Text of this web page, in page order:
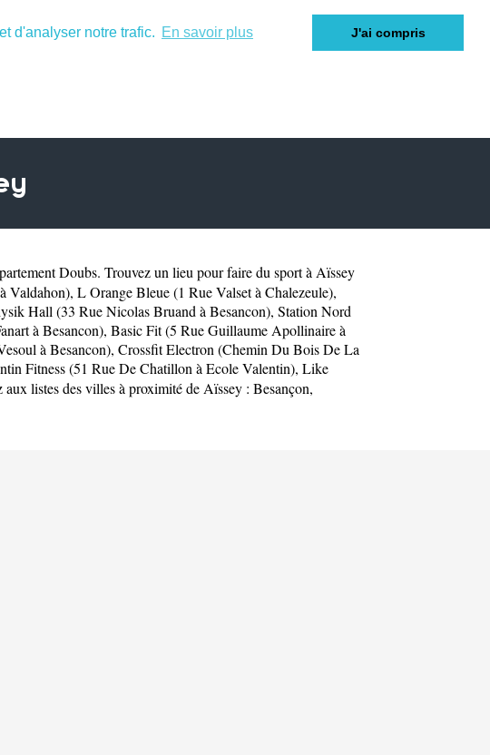
d'analyser notre trafic. En savoir plus J'ai compris
Doubs. Trouvez un lieu pour faire du sport à Aïssey
Valdahon), L Orange Bleue (1 Rue Valset à Chalezeule),
Hall (33 Rue Nicolas Bruand à Besancon), Station Nord
à Besancon), Basic Fit (5 Rue Guillaume Apollinaire à
à Besancon), Crossfit Electron (Chemin Du Bois De La
Fitness (51 Rue De Chatillon à Ecole Valentin), Like
aux listes des villes à proximité de Aïssey : Besançon,